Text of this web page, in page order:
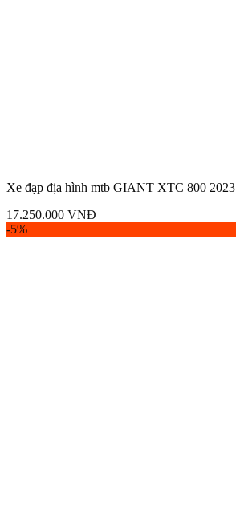
Xe đạp địa hình mtb GIANT XTC 800 2023
17.250.000 VNĐ
-5%